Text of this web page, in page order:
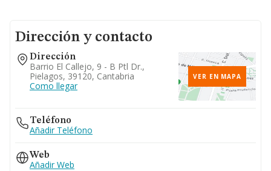
Dirección y contacto
Dirección
Barrio El Callejo, 9 - B Ptl Dr.,
Pielagos, 39120, Cantabria
Como llegar
VER EN MAPA
Teléfono
Añadir Teléfono
Web
Añadir Web